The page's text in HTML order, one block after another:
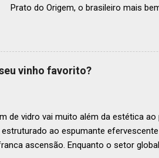
o brasileiro mais bem
celebração ao panorama
demonstra o empenho da
e prepara o palco para a
vinho favorito?
de vidro vai muito além da estética ao
estruturado ao espumante
ascensão. Enquanto o setor